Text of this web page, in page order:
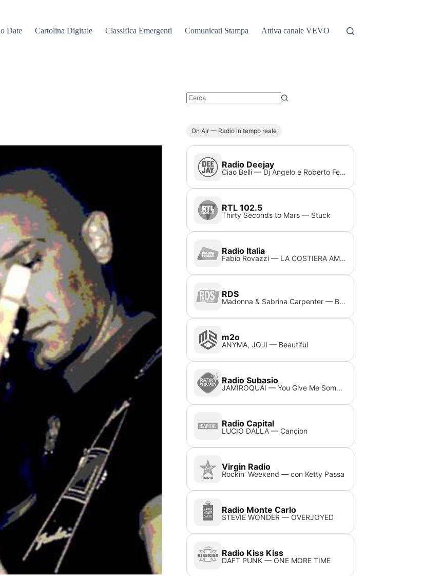
Date
Cartolina Digitale Classifica Emergenti Comunicati Stampa Attiva canale VEVO
On Air — Radio in tempo reale
Radio Deejay
Ciao Belli — Dj Angelo e Roberto Ferrari
RTL 102.5
Thirty Seconds to Mars — Stuck
Radio Italia
Fabio Rovazzi — LA COSTIERA AMALFITANA FEAT. ARISA, NINO D'ANGELO
RDS
Madonna & Sabrina Carpenter — Bring Your Love
m2o
ANYMA, JOJI — Beautiful
Radio Subasio
JAMIROQUAI — You Give Me Something
Radio Capital
LUCIO DALLA — Cancion
Virgin Radio
Rockin’ Weekend — con Ketty Passa
Radio Monte Carlo
STEVIE WONDER — OVERJOYED
Radio Kiss Kiss
DAFT PUNK — ONE MORE TIME